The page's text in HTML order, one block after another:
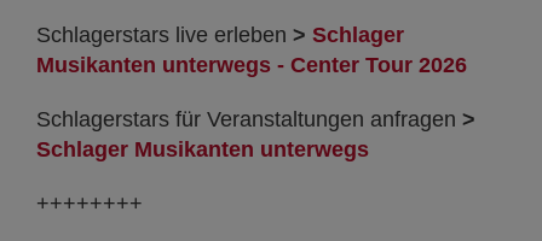
Schlagerstars live erleben > Schlager
Musikanten unterwegs - Center Tour 2026
Schlagerstars für Veranstaltungen anfragen >
Schlager Musikanten unterwegs
++++++++